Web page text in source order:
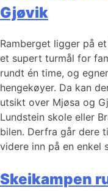
Gjøvik
Ramberget ligger på
et supert turmål for
rundt én time, og
hengekøyer. Da kan
utsikt over Mjøsa og
Lundstein skole eller
bilen. Derfra går dere
videre inn på en enkel
Skeikampen